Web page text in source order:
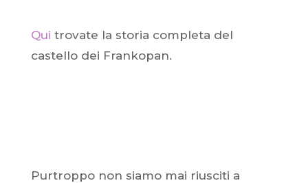
Qui trovate la storia completa del
castello dei Frankopan.
Purtroppo non siamo mai riusciti a